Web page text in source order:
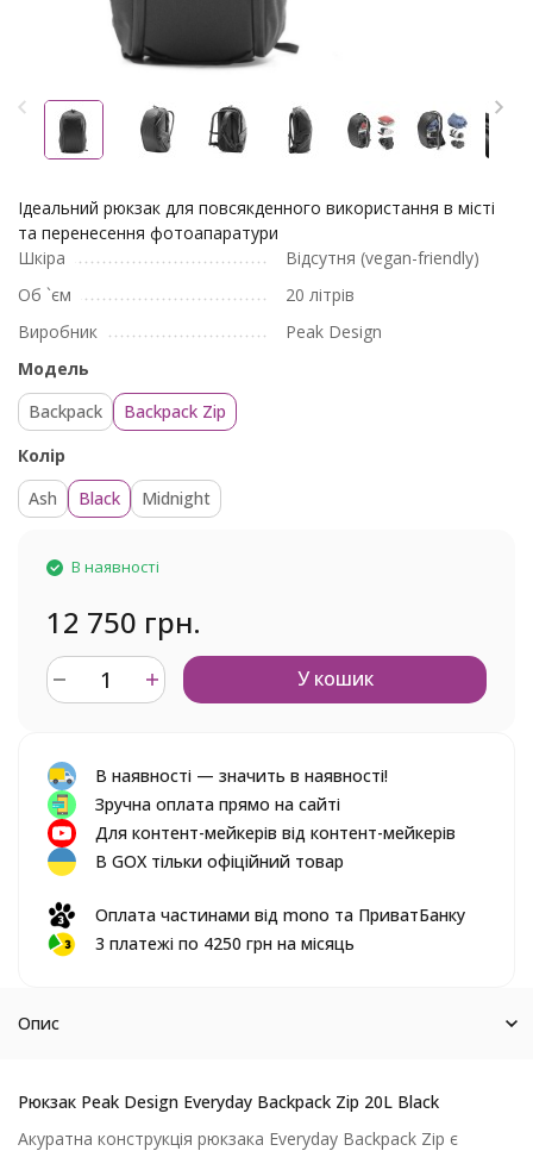
Ідеальний рюкзак для повсякденного використання в місті
та перенесення фотоапаратури
Шкіра
Відсутня (vegan-friendly)
Об `єм
20 літрів
Виробник
Peak Design
Модель
Backpack
Backpack Zip
Колір
Ash
Black Midnight
В наявності
12 750 грн.
У кошик
В наявності — значить в наявності!
Зручна оплата прямо на сайті
Для контент-мейкерів від контент-мейкерів
В GOX тільки офіційний товар
Оплата частинами від mono та ПриватБанку
3 платежі по 4250 грн на місяць
Опис
Рюкзак Peak Design Everyday Backpack Zip 20L Black
Акуратна конструкція рюкзака Everyday Backpack Zip є